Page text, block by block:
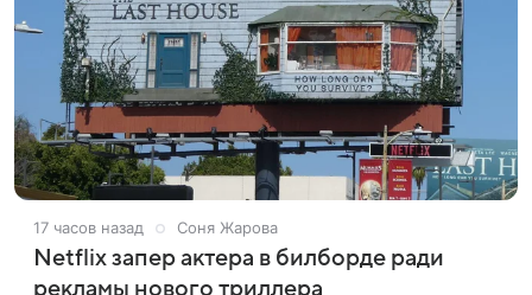
17 часов назад Соня Жарова
Netflix запер актера в билборде ради
рекламы нового триллера